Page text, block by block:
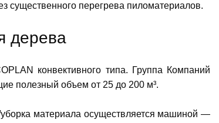
существенного перегрева пиломатериалов.
дерева
конвективного типа. Группа Компаний
полезный объем от 25 до 200 м³.
материала осуществляется машиной —